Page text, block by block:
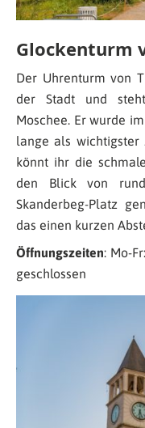
Glockenturm
Der Uhrenturm von
der Stadt und
Moschee. Er wurde
lange als wichtigster
könnt ihr die
den Blick von
Skanderbeg-Platz
das einen kurzen
Öffnungszeiten: Mo-
geschlossen